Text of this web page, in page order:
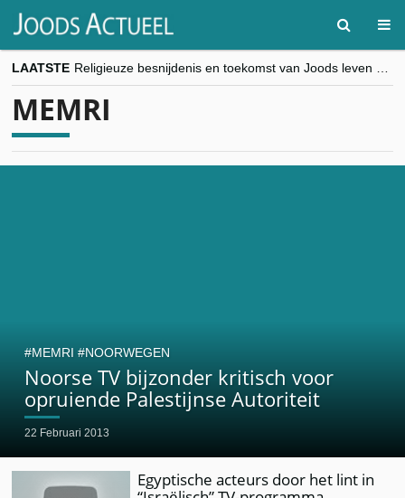
LAATSTE
“Besnijdenisdebat toont hoe moeilijk seculiere Westen minderheden begrijpt”, Jinnih Beels (Vooruit)
MEMRI
Noorse TV bijzonder kritisch voor
opruiende Palestijnse Autoriteit
22 Februari 2013
MEMRI NOORWEGEN
Egyptische acteurs door het lint in